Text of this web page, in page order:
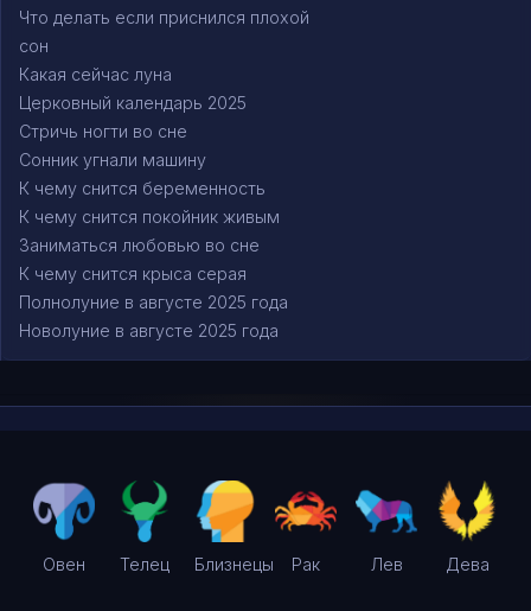
Что делать если приснился плохой
сон
Какая сейчас луна
Церковный календарь 2025
Стричь ногти во сне
Сонник угнали машину
К чему снится беременность
К чему снится покойник живым
Заниматься любовью во сне
К чему снится крыса серая
Полнолуние в августе 2025 года
Новолуние в августе 2025 года
Овен Телец Близнецы Рак Лев Дева